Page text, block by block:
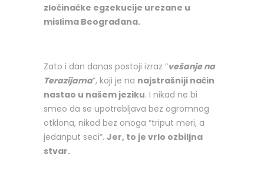
zločinačke egzekucije urezane u
mislima Beograđana.
Zato i dan danas postoji izraz “vešanje na
Terazijama“, koji je na najstrašniji način
nastao u našem jeziku. I nikad ne bi
smeo da se upotrebljava bez ogromnog
otklona, nikad bez onoga “triput meri, a
jedanput seci”. Jer, to je vrlo ozbiljna
stvar.